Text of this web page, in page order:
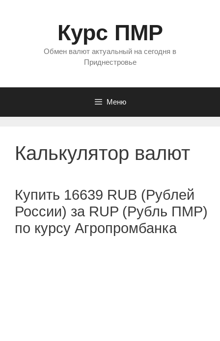
Курс ПМР
Обмен валют актуальный на сегодня в
Приднестровье
Меню
Калькулятор валют
Купить 16639 RUB (Рублей
России) за RUP (Рубль ПМР)
по курсу Агропромбанка